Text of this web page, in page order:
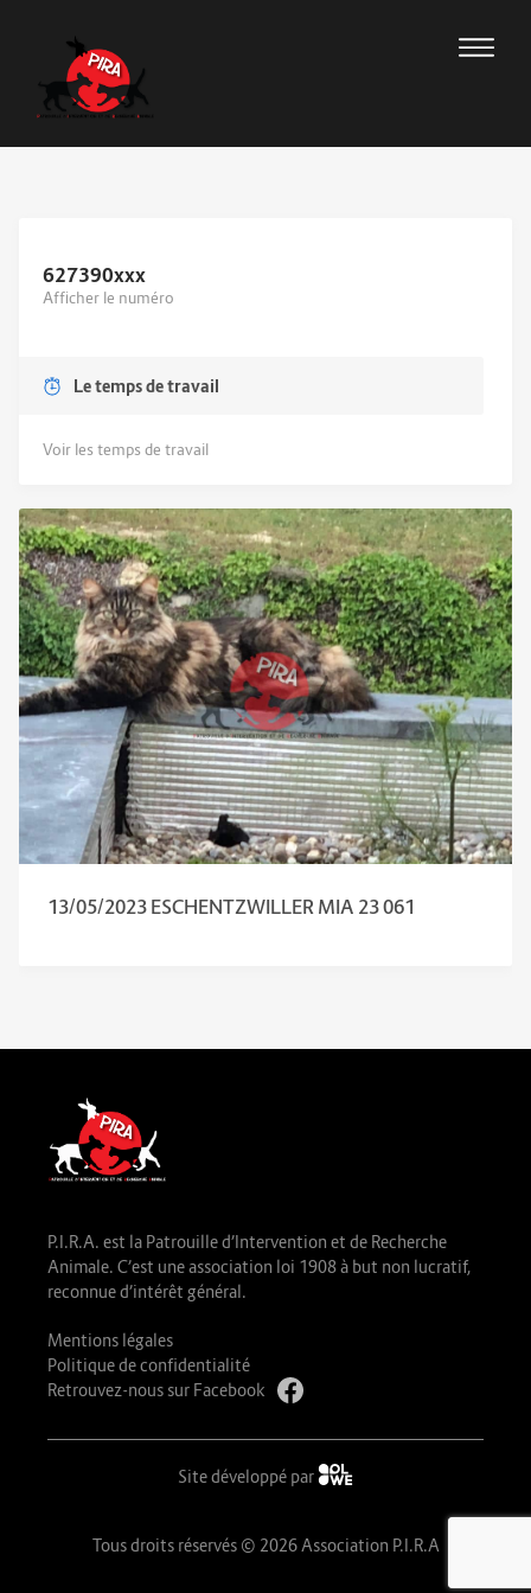
627390xxx
Afficher le numéro
Le temps de travail
Voir les temps de travail
13/05/2023 ESCHENTZWILLER MIA 23 061
P.I.R.A. est la Patrouille d’Intervention et de Recherche
Animale. C’est une association loi 1908 à but non lucratif,
reconnue d’intérêt général.
Mentions légales
Politique de confidentialité
Retrouvez-nous sur Facebook
Site développé par
Tous droits réservés © 2026 Association P.I.R.A